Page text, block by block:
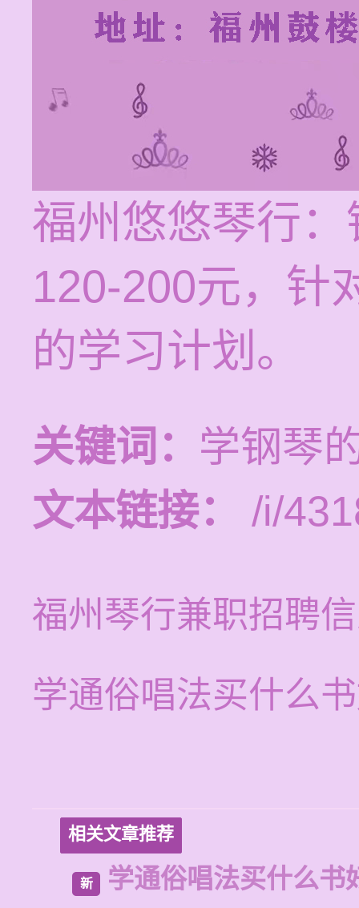
福州悠悠琴行
120-200元，针
的学习计划。
关键词： 学钢琴
文本链接：
/i/
福州琴行兼职招聘
学通俗唱法买什么
相关文章推荐
新 学通俗唱法买什么书